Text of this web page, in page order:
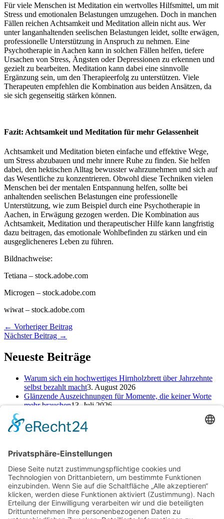
Für viele Menschen ist Meditation ein wertvolles Hilfsmittel, um mit
Stress und emotionalen Belastungen umzugehen. Doch in manchen
Fällen reichen Achtsamkeit und Meditation allein nicht aus. Wer
unter langanhaltenden seelischen Belastungen leidet, sollte erwägen,
professionelle Unterstützung in Anspruch zu nehmen. Eine
Psychotherapie in Aachen kann in solchen Fällen helfen, tiefere
Ursachen von Stress, Ängsten oder Depressionen zu erkennen und
gezielt zu bearbeiten. Meditation kann dabei eine sinnvolle
Ergänzung sein, um den Therapieerfolg zu unterstützen. Viele
Therapeuten empfehlen die Kombination aus beiden Ansätzen, da
sie sich gegenseitig stärken können.
Fazit: Achtsamkeit und Meditation für mehr Gelassenheit
Achtsamkeit und Meditation bieten einfache und effektive Wege,
um Stress abzubauen und mehr innere Ruhe zu finden. Sie helfen
dabei, den hektischen Alltag bewusster wahrzunehmen und sich auf
das Wesentliche zu konzentrieren. Obwohl diese Techniken vielen
Menschen bei der mentalen Entspannung helfen, sollte bei
anhaltenden seelischen Belastungen eine professionelle
Unterstützung, wie zum Beispiel durch eine Psychotherapie in
Aachen, in Erwägung gezogen werden. Die Kombination aus
Achtsamkeit, Meditation und therapeutischer Hilfe kann langfristig
dazu beitragen, das emotionale Wohlbefinden zu stärken und ein
ausgeglicheneres Leben zu führen.
Bildnachweise:
Tetiana – stock.adobe.com
Microgen – stock.adobe.com
wiwat – stock.adobe.com
← Vorheriger Beitrag
Nächster Beitrag →
Neueste Beiträge
Warum sich ein hochwertiges Hirnholzbrett über Jahrzehnte
selbst bezahlt macht3. August 2026
Glänzende Auszeichnungen für Momente, die keiner Worte
mehr brauchen13. Juli 2026
starten25. Juni 2026
Kategorien
Schlagwörter
Baufinanzierung Beratung Beruf cbd online kaufen Einsparungen Erfahrung